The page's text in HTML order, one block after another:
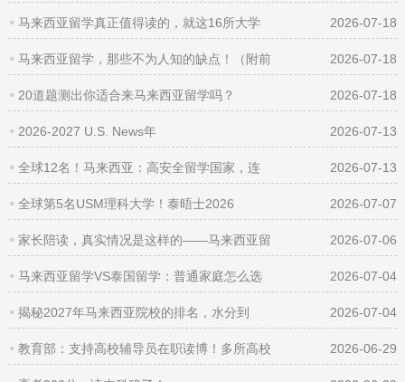
马来西亚留学真正值得读的，就这16所大学 2026-07-18
马来西亚留学，那些不为人知的缺点！（附前 2026-07-18
20道题测出你适合来马来西亚留学吗？ 2026-07-18
2026-2027 U.S. News年 2026-07-13
全球12名！马来西亚：高安全留学国家，连 2026-07-13
全球第5名USM理科大学！泰晤士2026 2026-07-07
家长陪读，真实情况是这样的——马来西亚留 2026-07-06
马来西亚留学VS泰国留学：普通家庭怎么选 2026-07-04
揭秘2027年马来西亚院校的排名，水分到 2026-07-04
教育部：支持高校辅导员在职读博！多所高校 2026-06-29